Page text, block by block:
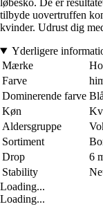
løbesko. De er
tilbyde uovertruffen
kvinder. Udrust dig
Yderligere
Mærke
Farve
Dominerende farve Blå
Køn
Aldersgruppe
Sortiment
Drop
6
Stability
Loading...
Loading...